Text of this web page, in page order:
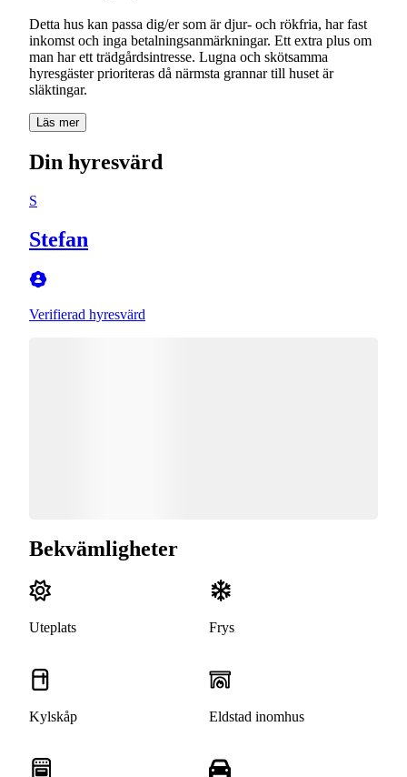
Detta hus kan passa dig/er som är djur- och rökfria, har fast
inkomst och inga betalningsanmärkningar. Ett extra plus om
man har ett trädgårdsintresse. Lugna och skötsamma
hyresgäster prioriteras då närmsta grannar till huset är
släktingar.
Läs mer
Din hyresvärd
S
Stefan
Verifierad hyresvärd
Bekvämligheter
Uteplats Frys
Kylskåp Eldstad inomhus